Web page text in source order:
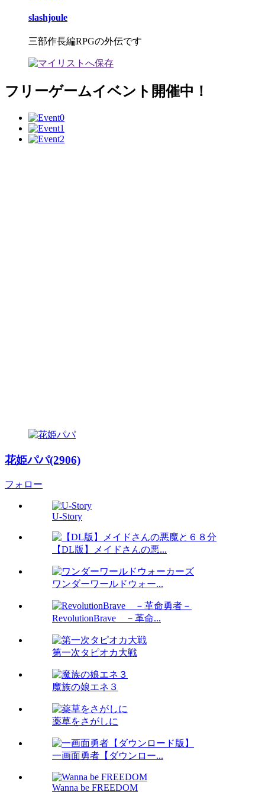
slashjoule
三部作長編RPGの外伝です
フリーゲームイベント開催中！
花姫パパ(2906)
フォロー
U-Story
【DL版】メイドさんの悪...
ワンダーワールドウォー...
RevolutionBrave －革命...
第一次タピオカ大戦
魔族の娘エネ３
薬草をさがしに
一画面勇者【ダウンロー...
Wanna be FREEDOM